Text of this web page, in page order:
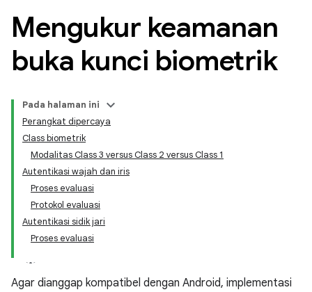
Mengukur keamanan
buka kunci biometrik
Pada halaman ini
Perangkat dipercaya
Class biometrik
Modalitas Class 3 versus Class 2 versus Class 1
Autentikasi wajah dan iris
Proses evaluasi
Protokol evaluasi
Autentikasi sidik jari
Proses evaluasi
Agar dianggap kompatibel dengan Android, implementasi